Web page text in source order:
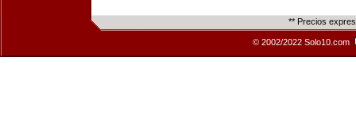
** Precios
© 2002/2022 Solo10.com